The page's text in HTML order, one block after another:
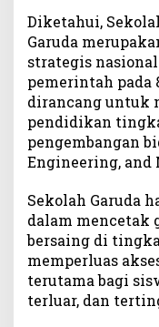
Diketahui,
Garuda
strategis
pemerintah pada
dirancang untuk
pendidikan
pengembangan
Engineering, and
Sekolah Garuda
dalam mencetak
bersaing di
memperluas
terutama bagi
terluar, dan